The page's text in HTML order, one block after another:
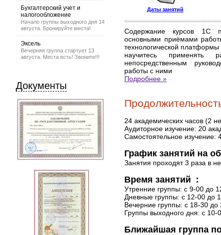
Бухгалтерский учет и
налогообложение
Начало группы выходного дня 14
августа. Бронируйте места!
Эксель
Вечерняя группа стартует 13
августа. Места есть! Звоните!!!
Документы
Даты занятий
Содержание курсов 1С
основными приёмами
технологической
научитесь применять
непосредственным
работы с ними
Подробнее »
24 академических часов (2
Аудиторное изучение: 20
Самостоятельное изучение:
График занятий на
Занятия проходят 3 раза в
Время занятий :
Утренние группы: с 9-00 до
Дневные группы: с 12-00 до
Вечерние группы: с 18-30 до
Группы выходного дня: с 10-
Ближайшая группа